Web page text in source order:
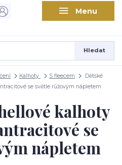
Menu
Hledat
Kalhoty S fleecem
Dětské
se světle růžovým nápletem
kalhoty
se
nápletem